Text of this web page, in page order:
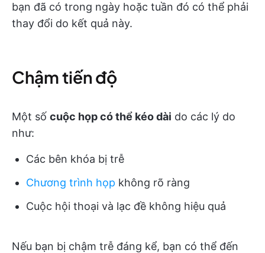
bạn đã có trong ngày hoặc tuần đó có thể phải
thay đổi do kết quả này.
Chậm tiến độ
Một số cuộc họp có thể kéo dài do các lý do
như:
Các bên khóa bị trễ
Chương trình họp không rõ ràng
Cuộc hội thoại và lạc đề không hiệu quả
Nếu bạn bị chậm trễ đáng kể, bạn có thể đến